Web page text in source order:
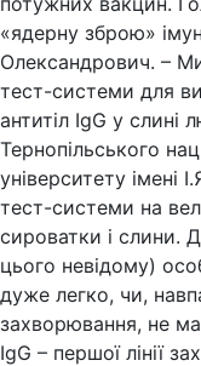
«ядерну зброю»
Олександрович. –
тест-системи для
антитіл IgG у слині
Тернопільського
університету імені
тест-системи на
сироватки і слини.
цього невідому)
дуже легко, чи,
захворювання, не
IgG – першої лінії